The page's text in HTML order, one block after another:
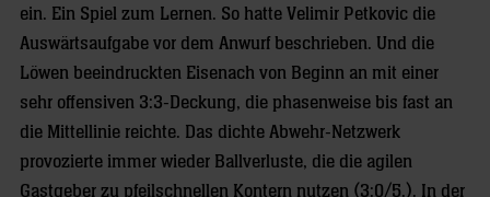
ein. Ein Spiel zum Lernen. So hatte Velimir Petkovic die
Auswärtsaufgabe vor dem Anwurf beschrieben. Und die
Löwen beeindruckten Eisenach von Beginn an mit einer
sehr offensiven 3:3-Deckung, die phasenweise bis fast an
die Mittellinie reichte. Das dichte Abwehr-Netzwerk
provozierte immer wieder Ballverluste, die die agilen
Gastgeber zu pfeilschnellen Kontern nutzen (3:0/5.). In der